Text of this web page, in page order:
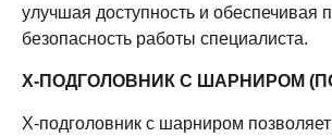
улучшая доступность и обеспечивая
безопасность работы специалиста.
X-ПОДГОЛОВНИК С ШАРНИРОМ
X-подголовник с шарниром